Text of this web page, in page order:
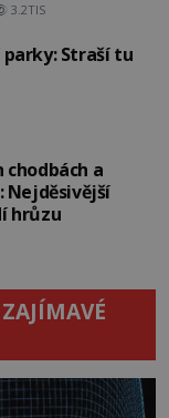
3.2TIS
Straší tu
chodbách a
Nejděsivější
hrůzu